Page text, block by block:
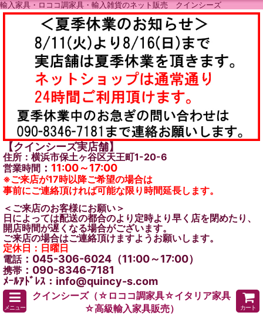
輸入家具・ロココ調家具・輸入雑貨のネット販売 クインシーズ
【クインシーズ実店舗】
住所：横浜市保土ヶ谷区天王町1-20-6
営業時間 ： 11:00～17:00
※ご来店が17時以降ご希望の場合は
事前にご連絡頂ければ可能な限り時間延長します。
＜ご来店のお客様にお願い＞
日によっては配送の都合のより定時より早く店を閉めたり、
開店時間が遅くなる場合がございます。
ご来店の場合はご連絡頂けますようお願いします。
定休日：日曜日
電話：045-306-6024（11:00～17:00）
携帯 ：090-8346-7181
ﾒｰﾙｱﾄﾞﾚｽ：info@quincy-s.com
メニュー
クインシーズ（☆ロココ調家具☆イタリア家具
☆高級輸入家具販売）
カート